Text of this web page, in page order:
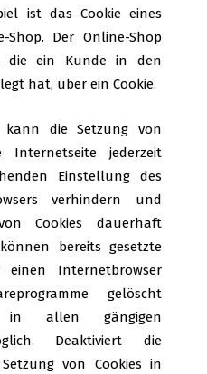
ist das Cookie eines
Shop. Der Online-Shop
die ein Kunde in den
hat, über ein Cookie.
kann die Setzung von
Internetseite jederzeit
Einstellung des
verhindern und
Cookies dauerhaft
bereits gesetzte
einen Internetbrowser
gelöscht
allen gängigen
Deaktiviert die
von Cookies in